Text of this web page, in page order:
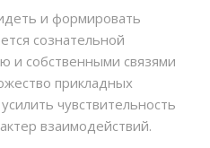
и формировать
сознательной
и собственными связями
прикладных
чувствительность
взаимодействий.